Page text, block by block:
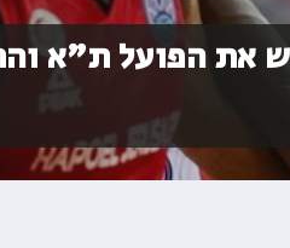
את הפועל ת"א